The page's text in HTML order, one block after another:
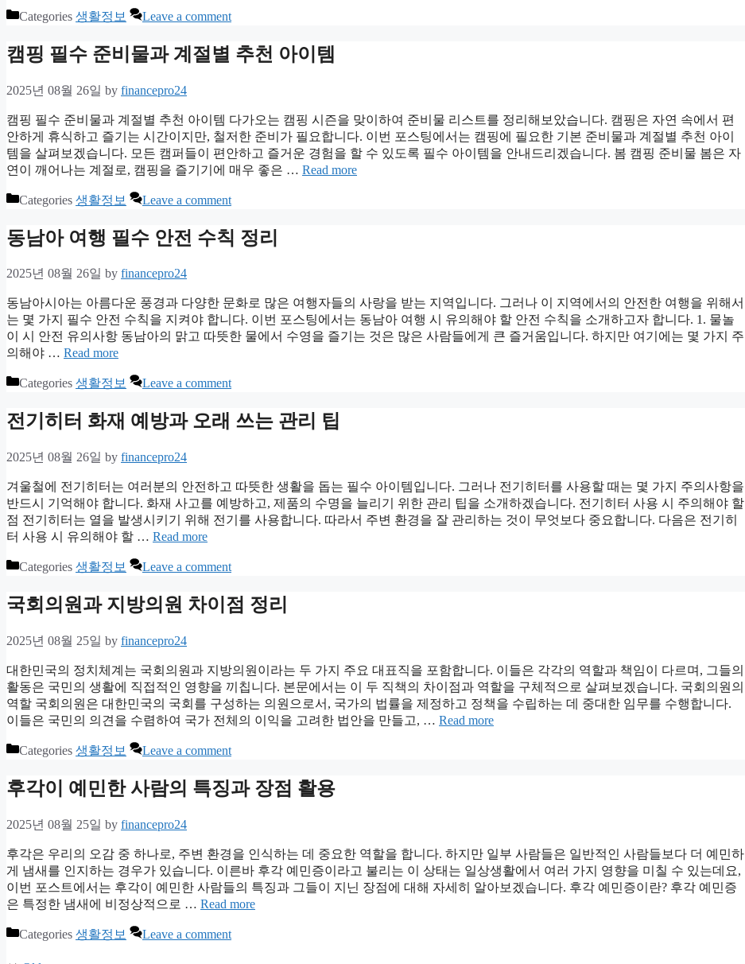
Categories 생활정보 Leave a comment
캠핑 필수 준비물과 계절별 추천 아이템
2025년 08월 26일 by financepro24
캠핑 필수 준비물과 계절별 추천 아이템 다가오는 캠핑 시즌을 맞이하여 준비물 리스트를 정리해보았습니다. 캠핑은 자연 속에서 편
안하게 휴식하고 즐기는 시간이지만, 철저한 준비가 필요합니다. 이번 포스팅에서는 캠핑에 필요한 기본 준비물과 계절별 추천 아이
템을 살펴보겠습니다. 모든 캠퍼들이 편안하고 즐거운 경험을 할 수 있도록 필수 아이템을 안내드리겠습니다. 봄 캠핑 준비물 봄은 자
연이 깨어나는 계절로, 캠핑을 즐기기에 매우 좋은 … Read more
Categories 생활정보 Leave a comment
동남아 여행 필수 안전 수칙 정리
2025년 08월 26일 by financepro24
동남아시아는 아름다운 풍경과 다양한 문화로 많은 여행자들의 사랑을 받는 지역입니다. 그러나 이 지역에서의 안전한 여행을 위해서
는 몇 가지 필수 안전 수칙을 지켜야 합니다. 이번 포스팅에서는 동남아 여행 시 유의해야 할 안전 수칙을 소개하고자 합니다. 1. 물놀
이 시 안전 유의사항 동남아의 맑고 따뜻한 물에서 수영을 즐기는 것은 많은 사람들에게 큰 즐거움입니다. 하지만 여기에는 몇 가지 주
의해야 … Read more
Categories 생활정보 Leave a comment
전기히터 화재 예방과 오래 쓰는 관리 팁
2025년 08월 26일 by financepro24
겨울철에 전기히터는 여러분의 안전하고 따뜻한 생활을 돕는 필수 아이템입니다. 그러나 전기히터를 사용할 때는 몇 가지 주의사항을
반드시 기억해야 합니다. 화재 사고를 예방하고, 제품의 수명을 늘리기 위한 관리 팁을 소개하겠습니다. 전기히터 사용 시 주의해야 할
점 전기히터는 열을 발생시키기 위해 전기를 사용합니다. 따라서 주변 환경을 잘 관리하는 것이 무엇보다 중요합니다. 다음은 전기히
터 사용 시 유의해야 할 … Read more
Categories 생활정보 Leave a comment
국회의원과 지방의원 차이점 정리
2025년 08월 25일 by financepro24
대한민국의 정치체계는 국회의원과 지방의원이라는 두 가지 주요 대표직을 포함합니다. 이들은 각각의 역할과 책임이 다르며, 그들의
활동은 국민의 생활에 직접적인 영향을 끼칩니다. 본문에서는 이 두 직책의 차이점과 역할을 구체적으로 살펴보겠습니다. 국회의원의
역할 국회의원은 대한민국의 국회를 구성하는 의원으로서, 국가의 법률을 제정하고 정책을 수립하는 데 중대한 임무를 수행합니다.
이들은 국민의 의견을 수렴하여 국가 전체의 이익을 고려한 법안을 만들고, … Read more
Categories 생활정보 Leave a comment
후각이 예민한 사람의 특징과 장점 활용
2025년 08월 25일 by financepro24
후각은 우리의 오감 중 하나로, 주변 환경을 인식하는 데 중요한 역할을 합니다. 하지만 일부 사람들은 일반적인 사람들보다 더 예민하
게 냄새를 인지하는 경우가 있습니다. 이른바 후각 예민증이라고 불리는 이 상태는 일상생활에서 여러 가지 영향을 미칠 수 있는데요,
이번 포스트에서는 후각이 예민한 사람들의 특징과 그들이 지닌 장점에 대해 자세히 알아보겠습니다. 후각 예민증이란? 후각 예민증
은 특정한 냄새에 비정상적으로 … Read more
Categories 생활정보 Leave a comment